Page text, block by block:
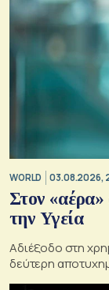
WORLD 03.08.2026,
Στον
την Υγεία
Αδιέξοδο στη
δεύτερη